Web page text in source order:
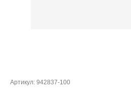
Артикул: 942837-100